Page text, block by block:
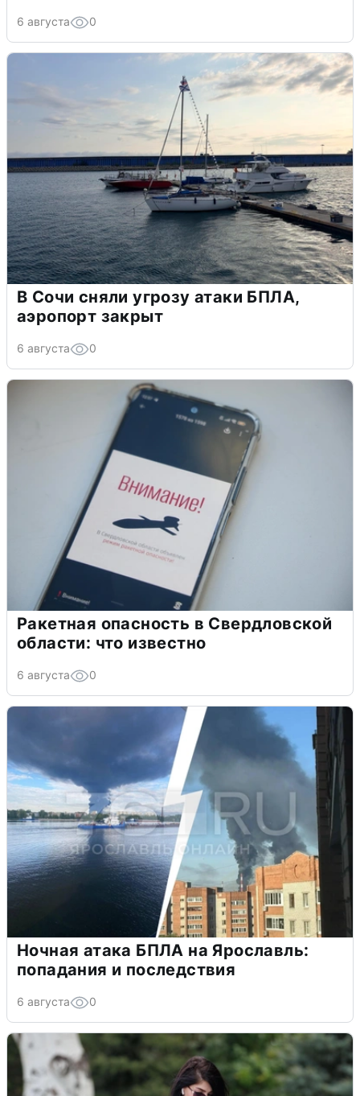
6 августа 0
В Сочи сняли угрозу атаки БПЛА,
аэропорт закрыт
6 августа 0
Ракетная опасность в Свердловской
области: что известно
6 августа 0
Ночная атака БПЛА на Ярославль:
попадания и последствия
6 августа 0